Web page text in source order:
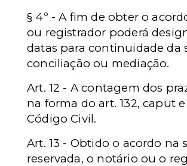
§ 4º - A fim de obter o
ou registrador poderá
datas para continuidade da
conciliação ou mediação.
Art. 12 - A contagem dos
na forma do art. 132, caput e
Código Civil.
Art. 13 - Obtido o acordo na
reservada, o notário ou o